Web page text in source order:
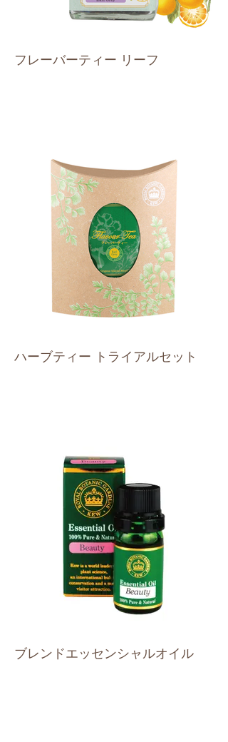
フレーバーティー リーフ
ハーブティー トライアルセット
ブレンドエッセンシャルオイル